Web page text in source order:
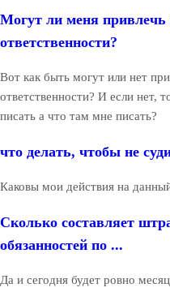
Могут ли меня привлечь
ответственности?
Вот как быть могут или нет
ответственности? И если нет,
писать а что там мне писать?
что делать, чтобы не
Каковы мои действия на
Сколько составляет
обязанностей по ...
Да и сегодня будет ровно